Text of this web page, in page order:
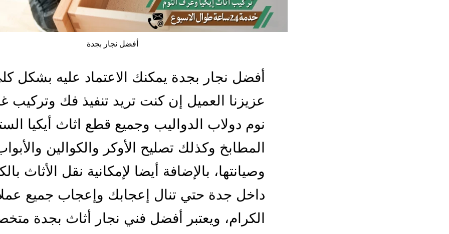
أفضل نجار بجدة
أفضل نجار بجدة يمكنك الاعتماد عليه بشكل
عزيزنا العميل إن كنت تريد تنفيذ فك وتركيب
نوم دولاب الدواليب وجميع قطع اثاث أيكيا
المطابخ وكذلك تصليح الأوكر والكوالين
وصيانتها، بالإضافة أيضا لإمكانية نقل الأثاث
داخل جدة حتي تنال إعجابك وإعجاب جميع
الكرام، ويعتبر أفضل فني نجار أثاث بجدة